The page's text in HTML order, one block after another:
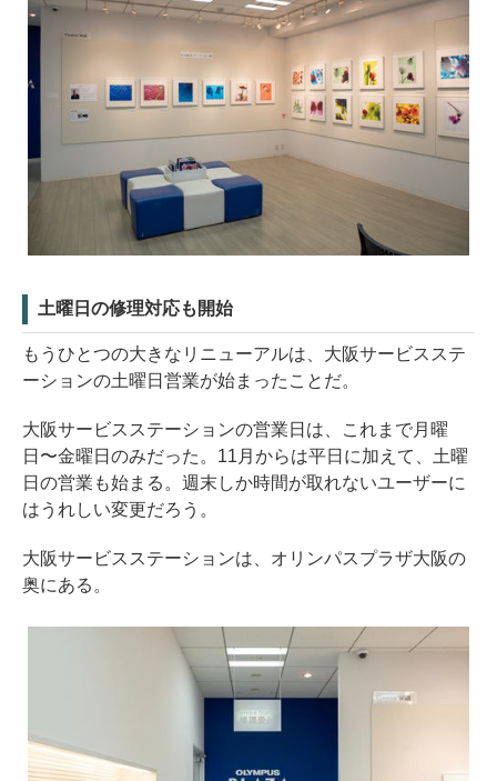
土曜日の修理対応も開始
もうひとつの大きなリニューアルは、大阪サービスステ
ーションの土曜日営業が始まったことだ。
大阪サービスステーションの営業日は、これまで月曜
日〜金曜日のみだった。11月からは平日に加えて、土曜
日の営業も始まる。週末しか時間が取れないユーザーに
はうれしい変更だろう。
大阪サービスステーションは、オリンパスプラザ大阪の
奥にある。